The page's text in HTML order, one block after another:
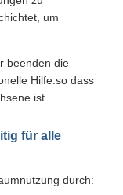
um
beenden die
Hilfe.so dass
ist.
für alle
durch: